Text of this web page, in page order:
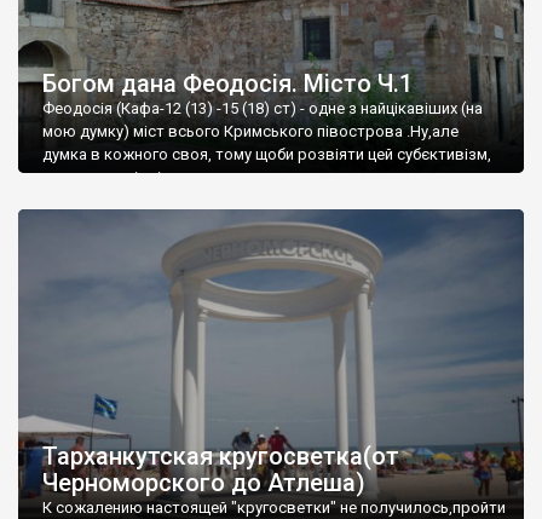
Богом дана Феодосія. Місто Ч.1
Феодосія (Кафа-12 (13) -15 (18) ст) - одне з найцікавіших (на
мою думку) міст всього Кримського півострова .Ну,але
думка в кожного своя, тому щоби розвіяти цей субєктивізм,
запрошую відвідати це
Тарханкутская кругосветка(от
Черноморского до Атлеша)
К сожалению настоящей "кругосветки" не получилось,пройти